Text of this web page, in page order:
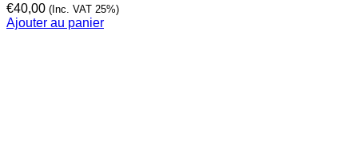
€40,00 (Inc. VAT 25%)
Ajouter au panier